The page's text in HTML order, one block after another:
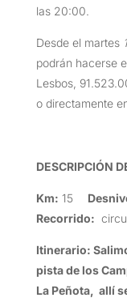
las 20:00.
Desde el martes
podrán hacerse
Lesbos,
o directamente
DESCRIPCIÓN
Km: 15
Recorrido:
Itinerario:
pista de los
La Peñota, allí